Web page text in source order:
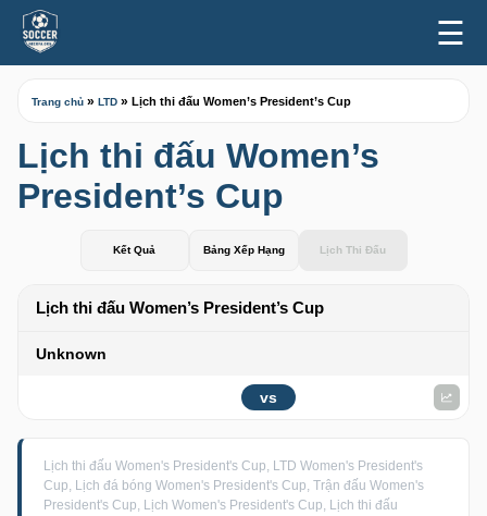
☰
Trang chủ » LTD » Lịch thi đấu Women’s President’s Cup
Lịch thi đấu Women’s
President’s Cup
Kết Quả Bảng Xếp Hạng Lịch Thi Đấu
Lịch thi đấu Women’s President’s Cup
Unknown
vs
Lịch thi đấu Women's President's Cup, LTD Women's President's
Cup, Lịch đá bóng Women's President's Cup, Trận đấu Women's
President's Cup, Lịch Women's President's Cup, Lịch thi đấu